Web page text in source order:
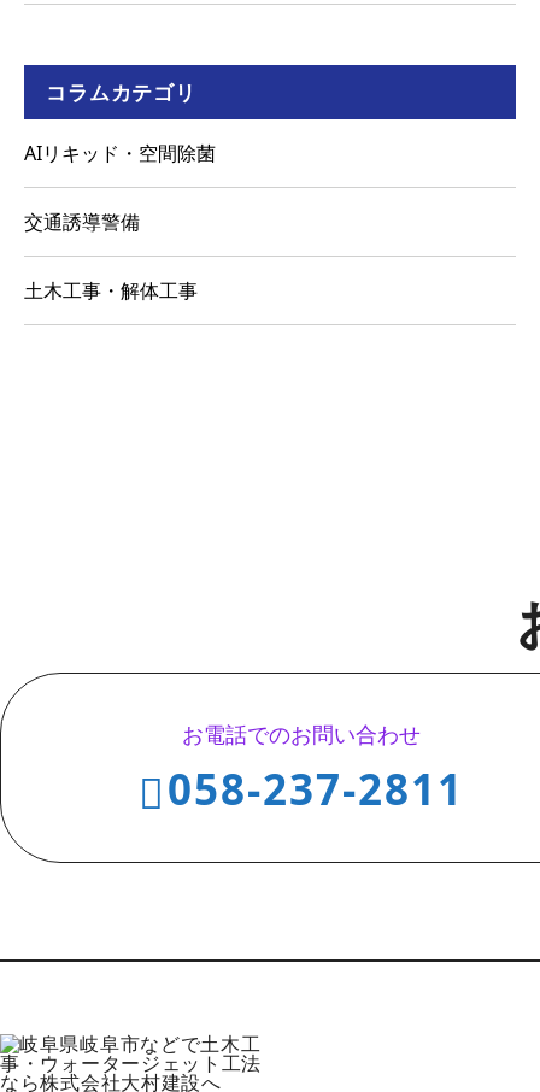
コラムカテゴリ
AIリキッド・空間除菌
交通誘導警備
土木工事・解体工事
お電話でのお問い合わせ
058-237-2811